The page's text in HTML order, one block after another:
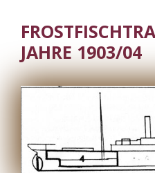
JAHRE 1903/04